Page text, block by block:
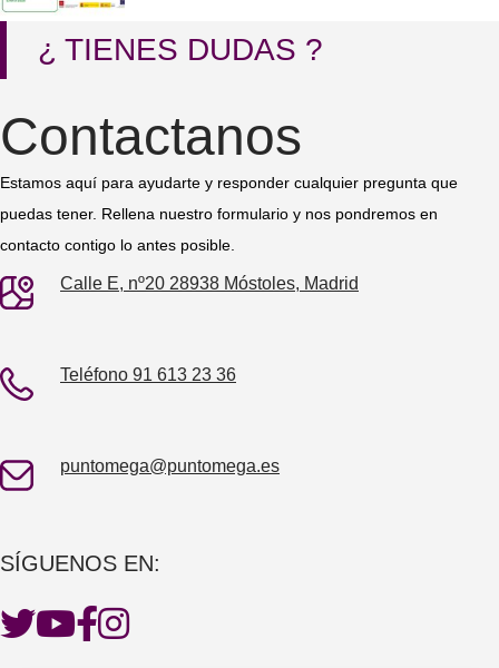
¿ TIENES DUDAS ?
Contactanos
Estamos aquí para ayudarte y responder cualquier pregunta que
puedas tener. Rellena nuestro formulario y nos pondremos en
contacto contigo lo antes posible.
Calle E, nº20 28938 Móstoles, Madrid
Teléfono 91 613 23 36
puntomega@puntomega.es
SÍGUENOS EN: